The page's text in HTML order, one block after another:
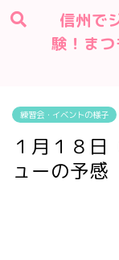
信州で
験！ま
練習会・イベントの様子
１月１８日
ューの予感